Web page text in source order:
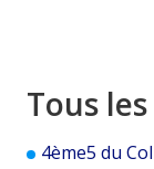
Tous
4ème5 du